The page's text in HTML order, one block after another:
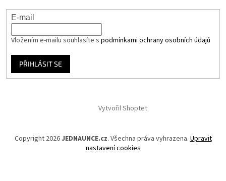
E-mail
Vložením e-mailu souhlasíte s podmínkami ochrany osobních údajů
PŘIHLÁSIT SE
Vytvořil Shoptet
Copyright 2026JEDNAUNCE.cz. Všechna práva vyhrazena.Upravit
nastavení cookies